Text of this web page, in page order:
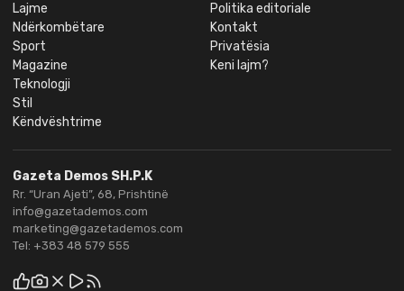
Lajme
Ndërkombëtare
Sport
Magazine
Teknologji
Stil
Këndvështrime
Politika editoriale
Kontakt
Privatësia
Keni lajm?
Gazeta Demos SH.P.K
Rr. “Uran Ajeti”, 68, Prishtinë
info@gazetademos.com
marketing@gazetademos.com
Tel: +383 48 579 555